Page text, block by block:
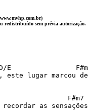
redistribuído sem prévia autorização.
lugar marcou
F#m7
as sensações